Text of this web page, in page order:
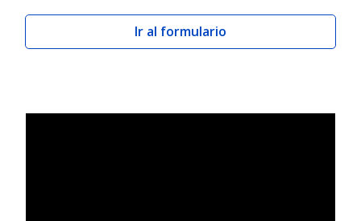
Ir al formulario